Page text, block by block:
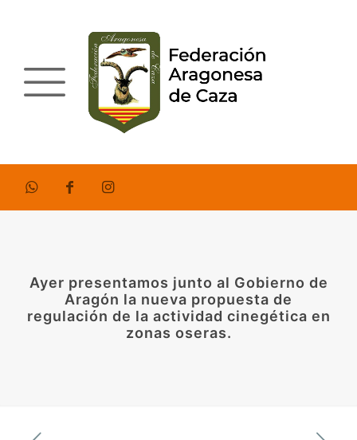
Ayer presentamos junto al Gobierno de
Aragón la nueva propuesta de
regulación de la actividad cinegética en
zonas oseras.